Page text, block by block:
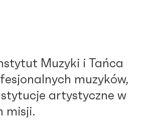
Muzyki i Tańca
muzyków,
artystyczne w
misji.